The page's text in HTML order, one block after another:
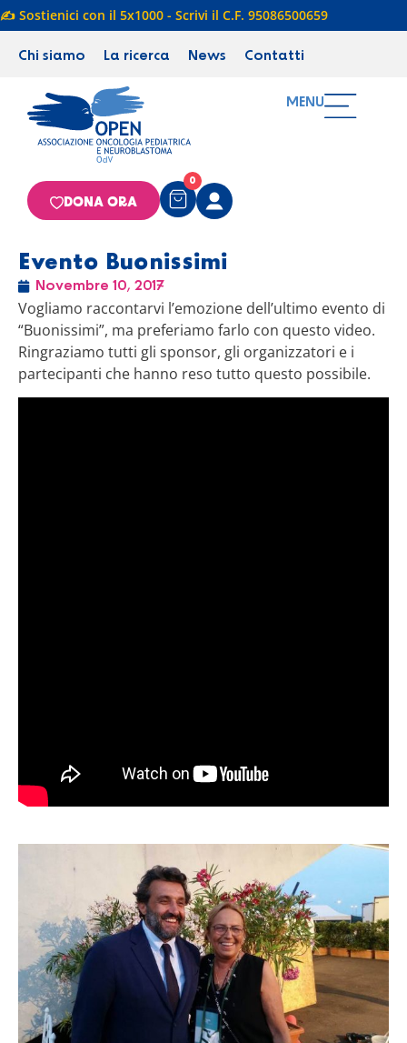
✍️ Sostienici con il 5x1000 - Scrivi il C.F. 95086500659
Chi siamo La ricerca News Contatti
MENU
0
DONA ORA
Evento Buonissimi
Novembre 10, 2017
Vogliamo raccontarvi l’emozione dell’ultimo evento di
“Buonissimi”, ma preferiamo farlo con questo video.
Ringraziamo tutti gli sponsor, gli organizzatori e i
partecipanti che hanno reso tutto questo possibile.